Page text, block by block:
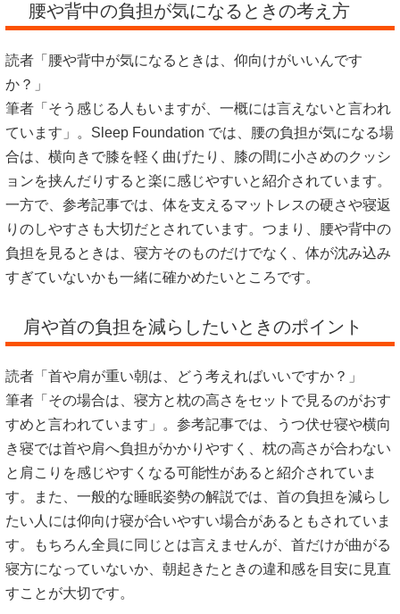
腰や背中の負担が気になるときの考え方
読者「腰や背中が気になるときは、仰向けがいいんです
か？」
筆者「そう感じる人もいますが、一概には言えないと言われ
ています」。Sleep Foundation では、腰の負担が気になる場
合は、横向きで膝を軽く曲げたり、膝の間に小さめのクッシ
ョンを挟んだりすると楽に感じやすいと紹介されています。
一方で、参考記事では、体を支えるマットレスの硬さや寝返
りのしやすさも大切だとされています。つまり、腰や背中の
負担を見るときは、寝方そのものだけでなく、体が沈み込み
すぎていないかも一緒に確かめたいところです。
肩や首の負担を減らしたいときのポイント
読者「首や肩が重い朝は、どう考えればいいですか？」
筆者「その場合は、寝方と枕の高さをセットで見るのがおす
すめと言われています」。参考記事では、うつ伏せ寝や横向
き寝では首や肩へ負担がかかりやすく、枕の高さが合わない
と肩こりを感じやすくなる可能性があると紹介されていま
す。また、一般的な睡眠姿勢の解説では、首の負担を減らし
たい人には仰向け寝が合いやすい場合があるともされていま
す。もちろん全員に同じとは言えませんが、首だけが曲がる
寝方になっていないか、朝起きたときの違和感を目安に見直
すことが大切です。